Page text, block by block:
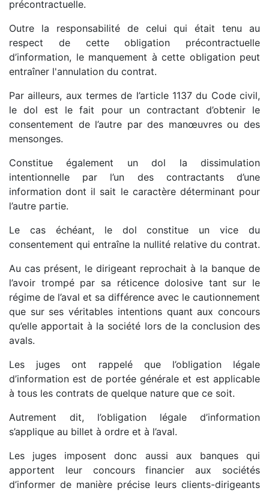
précontractuelle.
Outre la responsabilité de celui qui était tenu au
respect de cette obligation précontractuelle
d’information, le manquement à cette obligation peut
entraîner l'annulation du contrat.
Par ailleurs, aux termes de l’article 1137 du Code civil,
le dol est le fait pour un contractant d’obtenir le
consentement de l’autre par des manœuvres ou des
mensonges.
Constitue également un dol la dissimulation
intentionnelle par l’un des contractants d’une
information dont il sait le caractère déterminant pour
l’autre partie.
Le cas échéant, le dol constitue un vice du
consentement qui entraîne la nullité relative du contrat.
Au cas présent, le dirigeant reprochait à la banque de
l’avoir trompé par sa réticence dolosive tant sur le
régime de l’aval et sa différence avec le cautionnement
que sur ses véritables intentions quant aux concours
qu’elle apportait à la société lors de la conclusion des
avals.
Les juges ont rappelé que l’obligation légale
d’information est de portée générale et est applicable
à tous les contrats de quelque nature que ce soit.
Autrement dit, l’obligation légale d’information
s’applique au billet à ordre et à l’aval.
Les juges imposent donc aussi aux banques qui
apportent leur concours financier aux sociétés
d’informer de manière précise leurs clients-dirigeants